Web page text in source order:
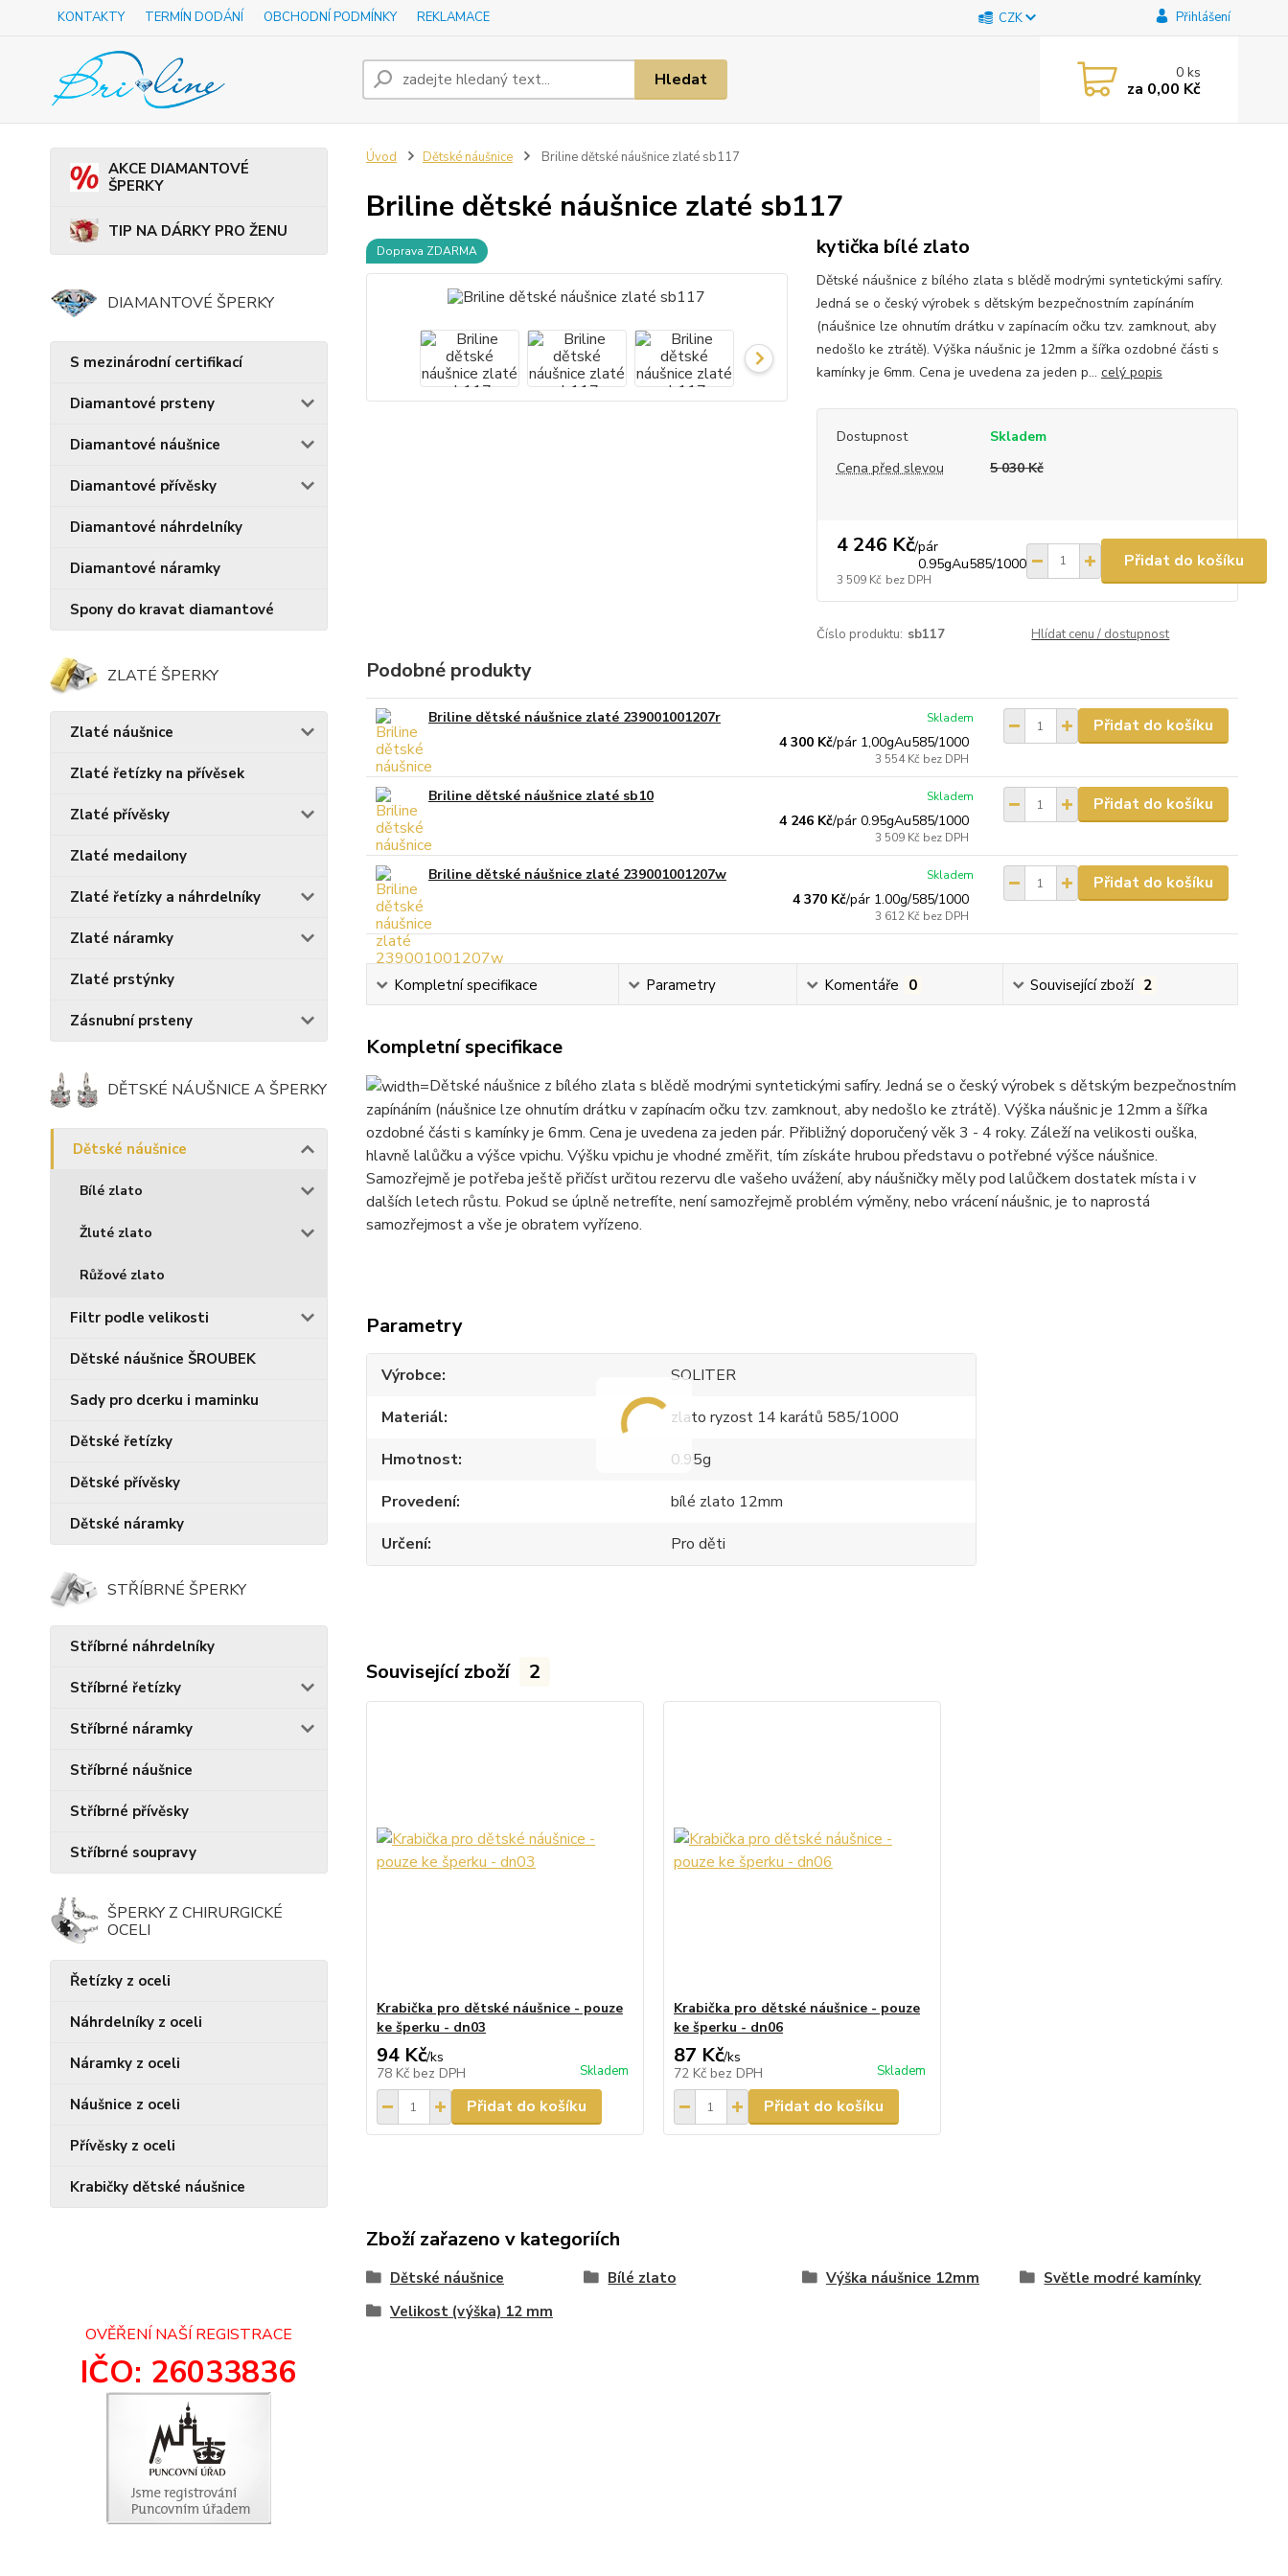
KONTAKTY TERMÍN DODÁNÍ OBCHODNÍ PODMÍNKY REKLAMACE CZK Přihlášení
Hledat 0ks
za 0,00 Kč
AKCE DIAMANTOVÉ
ŠPERKY
TIP NA DÁRKY PRO ŽENU
DIAMANTOVÉ ŠPERKY
S mezinárodní certifikací
Diamantové prsteny
Diamantové náušnice
Diamantové přívěsky
Diamantové náhrdelníky
Diamantové náramky
Spony do kravat diamantové
ZLATÉ ŠPERKY
Zlaté náušnice
Zlaté řetízky na přívěsek
Zlaté přívěsky
Zlaté medailony
Zlaté řetízky a náhrdelníky
Zlaté náramky
Zlaté prstýnky
Zásnubní prsteny
DĚTSKÉ NÁUŠNICE A ŠPERKY
Dětské náušnice
Bílé zlato
Žluté zlato
Růžové zlato
Filtr podle velikosti
Dětské náušnice ŠROUBEK
Sady pro dcerku i maminku
Dětské řetízky
Dětské přívěsky
Dětské náramky
STŘÍBRNÉ ŠPERKY
Stříbrné náhrdelníky
Stříbrné řetízky
Stříbrné náramky
Stříbrné náušnice
Stříbrné přívěsky
Stříbrné soupravy
ŠPERKY Z CHIRURGICKÉ
OCELI
Řetízky z oceli
Náhrdelníky z oceli
Náramky z oceli
Náušnice z oceli
Přívěsky z oceli
Krabičky dětské náušnice
OVĚŘENÍ NAŠÍ REGISTRACE
IČO: 26033836
Úvod Dětské náušnice Briline dětské náušnice zlaté sb117
Briline dětské náušnice zlaté sb117
Doprava ZDARMA kytička bílé zlato
Dětské náušnice z bílého zlata s blědě modrými syntetickými safíry.
Jedná se o český výrobek s dětským bezpečnostním zapínáním
(náušnice lze ohnutím drátku v zapínacím očku tzv. zamknout, aby
nedošlo ke ztrátě). Výška náušnic je 12mm a šířka ozdobné části s
kamínky je 6mm. Cena je uvedena za jeden p... celý popis
Dostupnost
Skladem
Cena před slevou
5 030 Kč
4 246 Kč/pár
0.95gAu585/1000
3 509 Kč bez DPH
Přidat do košíku
Číslo produktu: sb117 Hlídat cenu / dostupnost
Podobné produkty
Briline dětské náušnice zlaté 239001001207r
4 300 Kč/pár 1,00gAu585/1000
3 554 Kč bez DPH
Skladem Přidat do košíku
Briline dětské náušnice zlaté sb10
4 246 Kč/pár 0.95gAu585/1000
3 509 Kč bez DPH
Skladem Přidat do košíku
Briline dětské náušnice zlaté 239001001207w
4 370 Kč/pár 1.00g/585/1000
3 612 Kč bez DPH
Skladem Přidat do košíku
Kompletní specifikace Parametry Komentáře 0 Související zboží 2
Kompletní specifikace
Dětské náušnice z bílého zlata s blědě modrými syntetickými safíry. Jedná se o český výrobek s dětským bezpečnostním
zapínáním (náušnice lze ohnutím drátku v zapínacím očku tzv. zamknout, aby nedošlo ke ztrátě). Výška náušnic je 12mm a šířka
ozdobné části s kamínky je 6mm. Cena je uvedena za jeden pár. Přibližný doporučený věk 3 - 4 roky. Záleží na velikosti ouška,
hlavně lalůčku a výšce vpichu. Výšku vpichu je vhodné změřit, tím získáte hrubou představu o potřebné výšce náušnice.
Samozřejmě je potřeba ještě přičíst určitou rezervu dle vašeho uvážení, aby náušničky měly pod lalůčkem dostatek místa i v
dalších letech růstu. Pokud se úplně netrefíte, není samozřejmě problém výměny, nebo vrácení náušnic, je to naprostá
samozřejmost a vše je obratem vyřízeno.
Parametry
Výrobce
SOLITER
Materiál
zlato ryzost 14 karátů 585/1000
Hmotnost
0.95g
Provedení
bílé zlato 12mm
Určení
Pro děti
Související zboží 2
Krabička pro dětské náušnice - pouze
ke šperku - dn03
94 Kč/ks
78 Kč bez DPH Skladem
Přidat do košíku
Krabička pro dětské náušnice - pouze
ke šperku - dn06
87 Kč/ks
72 Kč bez DPH Skladem
Přidat do košíku
Zboží zařazeno v kategoriích
Dětské náušnice Bílé zlato Výška náušnice 12mm
Světle modré kamínky
Velikost (výška) 12 mm